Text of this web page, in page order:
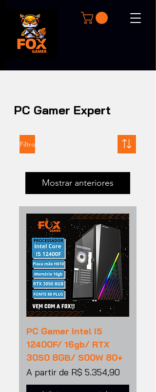
PC Gamer Expert
Filtro
Mostrar anteriores
PC Gamer Intel I5
12400F/ 16gb/ RTX
3050 8GB/ 500W 80+
A partir de R$ 5.354,90
Preço promocional